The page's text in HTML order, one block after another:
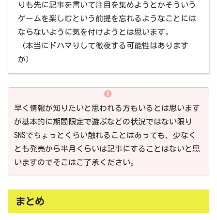
りも先に記事を書いて注目を集めようとかそういう
ゲームを楽しむという前提を忘れるようなことには
ならないように気を付けようとは思います。
（本当にドハマりして徹夜する可能性はあります
が）
早く情報が知りたいと思われる方もいるとは思います
が基本的に期間限定で遊ぶなどの状況ではない限り
SNSでちょっとくらい触れることはあっても、少なく
とも発売から半月くらいは記事にすることはないと思
いますのでそこはご了承ください。
まとめ